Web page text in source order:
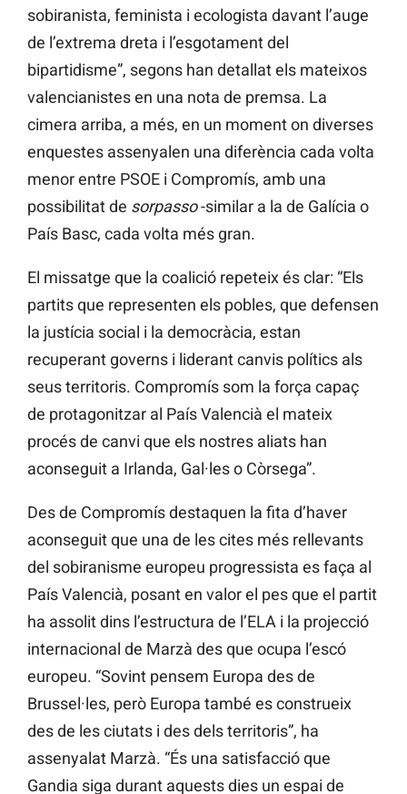
sobiranista, feminista i ecologista davant l’auge
de l’extrema dreta i l’esgotament del
bipartidisme”, segons han detallat els mateixos
valencianistes en una nota de premsa. La
cimera arriba, a més, en un moment on diverses
enquestes assenyalen una diferència cada volta
menor entre PSOE i Compromís, amb una
possibilitat de sorpasso-similar a la de Galícia o
País Basc, cada volta més gran.
El missatge que la coalició repeteix és clar: “Els
partits que representen els pobles, que defensen
la justícia social i la democràcia, estan
recuperant governs i liderant canvis polítics als
seus territoris. Compromís som la força capaç
de protagonitzar al País Valencià el mateix
procés de canvi que els nostres aliats han
aconseguit a Irlanda, Gal·les o Còrsega”.
Des de Compromís destaquen la fita d’haver
aconseguit que una de les cites més rellevants
del sobiranisme europeu progressista es faça al
País Valencià, posant en valor el pes que el partit
ha assolit dins l’estructura de l’ELA i la projecció
internacional de Marzà des que ocupa l’escó
europeu. “Sovint pensem Europa des de
Brussel·les, però Europa també es construeix
des de les ciutats i des dels territoris”, ha
assenyalat Marzà. “És una satisfacció que
Gandia siga durant aquests dies un espai de